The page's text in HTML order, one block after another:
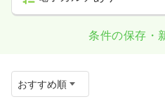
条件の保存・